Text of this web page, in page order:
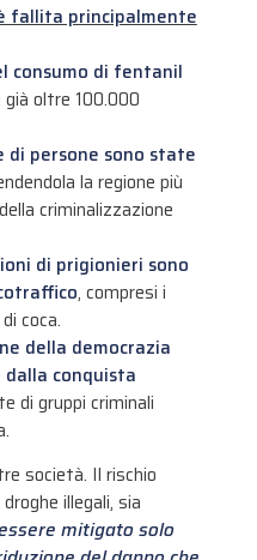
fallita principalmente
consumo di fentanil
già oltre 100.000
di persone sono state
la regione più
criminalizzazione
di prigionieri sono
, compresi i
coca.
della democrazia
conquista
di gruppi criminali
società. Il rischio
illegali, sia
mitigato solo